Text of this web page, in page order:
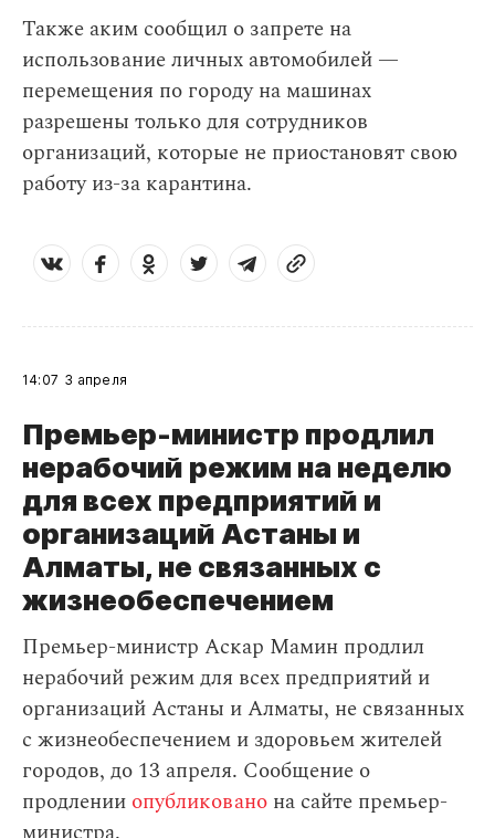
Также аким сообщил о запрете на
использование личных автомобилей —
перемещения по городу на машинах
разрешены только для сотрудников
организаций, которые не приостановят свою
работу из-за карантина.
14:07 3 апреля
Премьер-министр продлил
нерабочий режим на неделю
для всех предприятий и
организаций Астаны и
Алматы, не связанных с
жизнеобеспечением
Премьер-министр Аскар Мамин продлил
нерабочий режим для всех предприятий и
организаций Астаны и Алматы, не связанных
с жизнеобеспечением и здоровьем жителей
городов, до 13 апреля. Сообщение о
продлении опубликовано на сайте премьер-